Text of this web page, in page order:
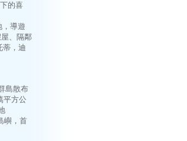
的喜
，導遊
、隔鄰
蒂，迪
島散布
平方公
嶼，首